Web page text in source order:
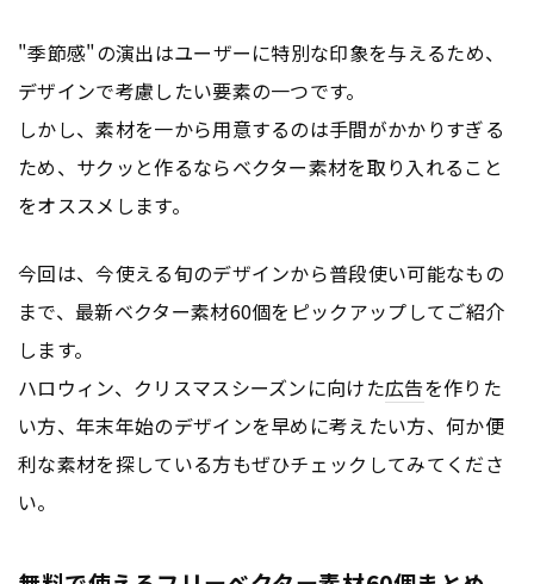
"季節感"の演出はユーザーに特別な印象を与えるため、
デザインで考慮したい要素の一つです。
しかし、素材を一から用意するのは手間がかかりすぎる
ため、サクッと作るならベクター素材を取り入れること
をオススメします。
今回は、今使える旬のデザインから普段使い可能なもの
まで、最新ベクター素材60個をピックアップしてご紹介
します。
ハロウィン、クリスマスシーズンに向けた広告を作りた
い方、年末年始のデザインを早めに考えたい方、何か便
利な素材を探している方もぜひチェックしてみてくださ
い。